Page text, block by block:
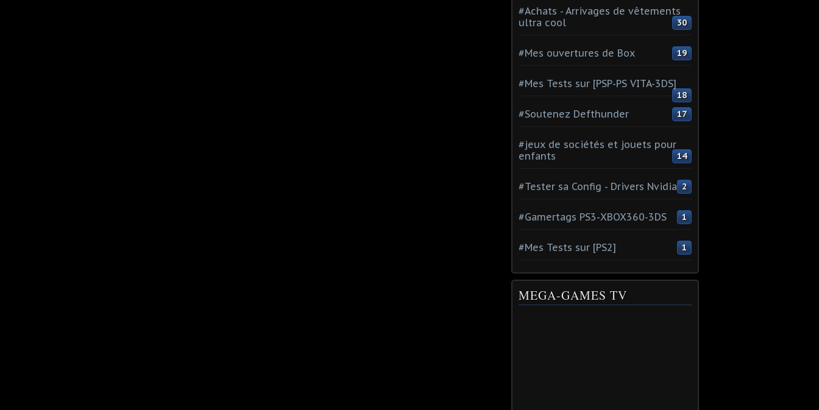
#Achats - Arrivages de vêtements
ultra cool
30
#Mes ouvertures de Box 19
#Mes Tests sur [PSP-PS VITA-3DS]
18
#Soutenez Defthunder 17
#jeux de sociétés et jouets pour
enfants
14
#Tester sa Config - Drivers Nvidia 2
#Gamertags PS3-XBOX360-3DS 1
#Mes Tests sur [PS2] 1
MEGA-GAMES TV